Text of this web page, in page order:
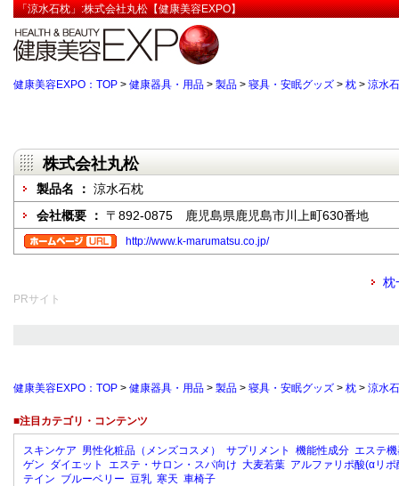
「涼水石枕」:株式会社丸松【健康美容EXPO】
健康美容EXPO：TOP > 健康器具・用品 > 製品 > 寝具・安眠グッズ > 枕 > 涼水
株式会社丸松
製品名 ： 涼水石枕
会社概要 ： 〒892-0875 鹿児島県鹿児島市川上町630番地
http://www.k-marumatsu.co.jp/
枕
PRサイト
健康美容EXPO：TOP > 健康器具・用品 > 製品 > 寝具・安眠グッズ > 枕 > 涼水
■注目カテゴリ・コンテンツ
スキンケア 男性化粧品（メンズコスメ） サプリメント 機能性成分 エステ
ゲン ダイエット エステ・サロン・スパ向け 大麦若葉 アルファリポ酸(αリポ
テイン ブルーベリー 豆乳 寒天 車椅子